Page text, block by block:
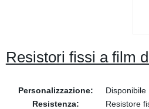
Resistori fissi a film
Personalizzazione:
Disponibile
Resistenza:
Resistore